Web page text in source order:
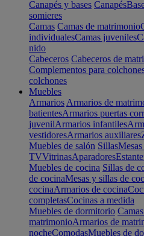
Canapés y bases Canapés
somieres
Camas Camas de matrimonio
individualesCamas juveniles
nido
Cabeceros Cabeceros de
Complementos para
colchones
Muebles
Armarios Armarios de
batientesArmarios puertas
juvenilArmarios infantiles
vestidoresArmarios auxiliares
Muebles de salón Sillas
TVVitrinasAparadores
Muebles de cocina Sillas de
de cocinaMesas y sillas de
cocinaArmarios de cocina
completasCocinas a medida
Muebles de dormitorio
matrimonioArmarios de
nocheComodasMuebles de